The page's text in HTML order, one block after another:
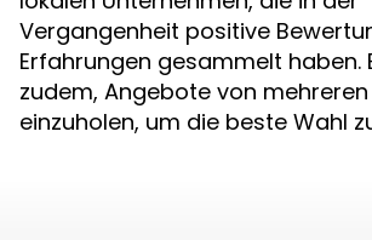
Vergangenheit positive
Erfahrungen gesammelt haben.
zudem, Angebote von
einzuholen, um die beste Wahl